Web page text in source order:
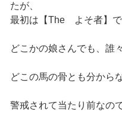
たが、
最初は【The よそ者】で
どこかの娘さんでも、誰
どこの馬の骨とも分から
警戒されて当たり前なので